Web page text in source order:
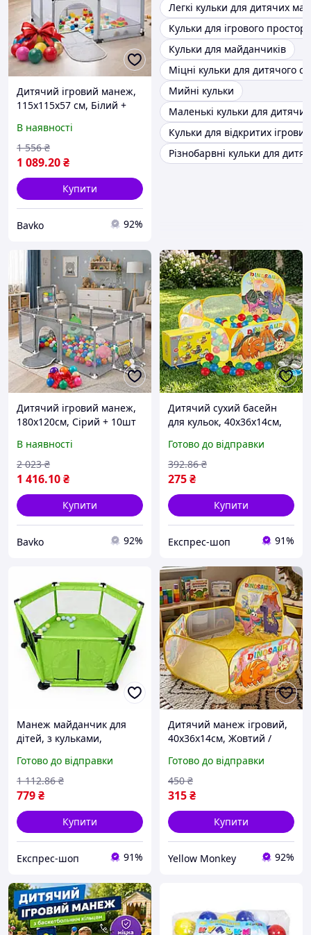
Дитячий ігровий манеж,
115х115х57 см, Білий +
Манеж-ігровий
майданчик / Складний
манеж для дітей
В наявності
1 089.20₴
1 556 ₴
Купити
Bavko 92%
Легкі кульки для дитячих
Кульки для ігрового простору
Кульки для майданчиків
Міцні кульки для дитячого
Мийні кульки
Маленькі кульки для
Кульки для відкритих
Різнобарвні кульки для
Дитячий ігровий манеж,
180х120см, Сірий + 10шт
дітей / Манеж-ігровий
майданчик / Складний
манеж
В наявності
1 416.10₴
2 023 ₴
Купити
Bavko 92%
Дитячий сухий басейн
для кульок, 40х36х14см,
дітей / Манеж-ігровий
майданчик / Дитячий
манеж ігровий
Готово до відправки
275₴
392.86 ₴
Купити
Експрес-шоп 91%
Манеж майданчик для
дітей, з кульками,
79005, Салатовий /
Ігровий манеж / Манеж
дитячий
Готово до відправки
779₴
1 112.86 ₴
Купити
Експрес-шоп 91%
Дитячий манеж ігровий,
40х36х14см, Жовтий /
для кульок / Манеж для
дітей / Манеж-ігровий
майданчик
Готово до відправки
315₴
450 ₴
Купити
Yellow Monkey 92%